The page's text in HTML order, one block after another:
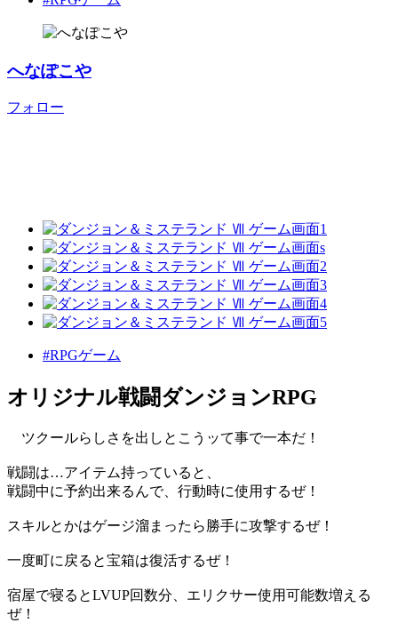
へなぽこや
フォロー
#RPGゲーム
オリジナル戦闘ダンジョンRPG
ツクールらしさを出しとこうッて事で一本だ！
戦闘は…アイテム持っていると、
戦闘中に予約出来るんで、行動時に使用するぜ！
スキルとかはゲージ溜まったら勝手に攻撃するぜ！
一度町に戻ると宝箱は復活するぜ！
宿屋で寝るとLVUP回数分、エリクサー使用可能数増える
ぜ！